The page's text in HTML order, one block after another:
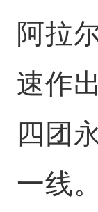
阿拉
速作
四团
一线。